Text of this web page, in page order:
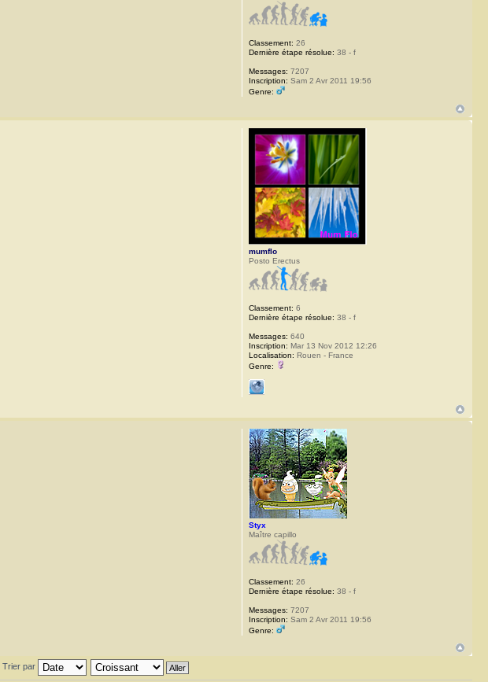
Classement: 26
Dernière étape résolue: 38 - f
Messages: 7207
Inscription: Sam 2 Avr 2011 19:56
Genre:
mumflo
Posto Erectus
Classement: 6
Dernière étape résolue: 38 - f
Messages: 640
Inscription: Mar 13 Nov 2012 12:26
Localisation: Rouen - France
Genre:
Styx
Maître capillo
Classement: 26
Dernière étape résolue: 38 - f
Messages: 7207
Inscription: Sam 2 Avr 2011 19:56
Genre:
Trier par